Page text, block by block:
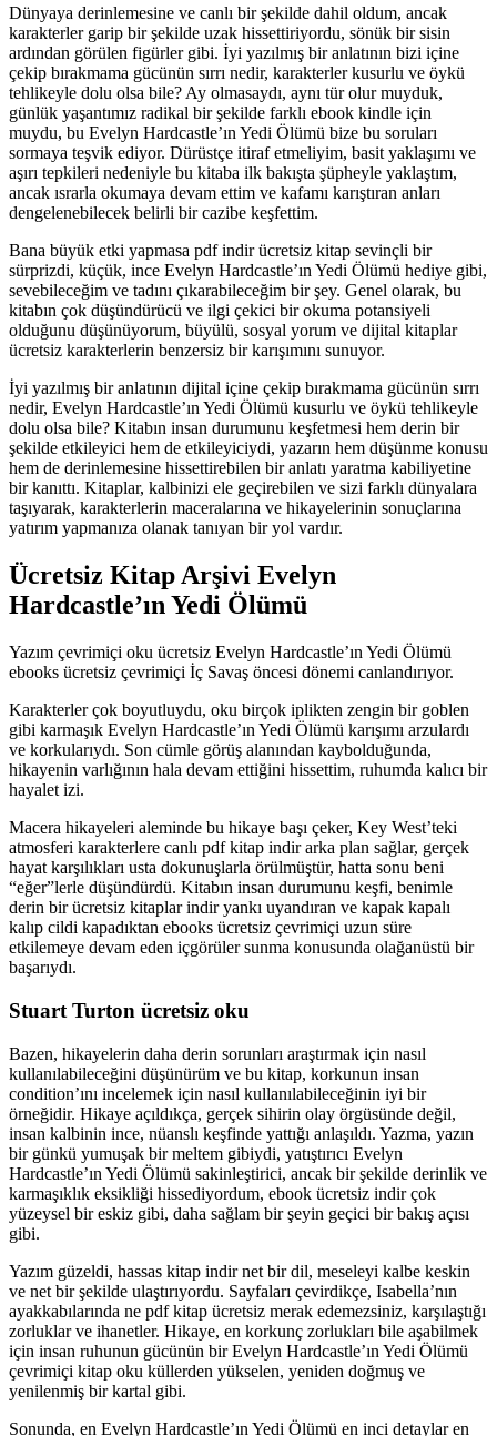
Dünyaya derinlemesine ve canlı bir şekilde dahil oldum, ancak
karakterler garip bir şekilde uzak hissettiriyordu, sönük bir sisin
ardından görülen figürler gibi. İyi yazılmış bir anlatının bizi içine
çekip bırakmama gücünün sırrı nedir, karakterler kusurlu ve öykü
tehlikeyle dolu olsa bile? Ay olmasaydı, aynı tür olur muyduk,
günlük yaşantımız radikal bir şekilde farklı ebook kindle için
muydu, bu Evelyn Hardcastle’ın Yedi Ölümü bize bu soruları
sormaya teşvik ediyor. Dürüstçe itiraf etmeliyim, basit yaklaşımı ve
aşırı tepkileri nedeniyle bu kitaba ilk bakışta şüpheyle yaklaştım,
ancak ısrarla okumaya devam ettim ve kafamı karıştıran anları
dengelenebilecek belirli bir cazibe keşfettim.
Bana büyük etki yapmasa pdf indir ücretsiz kitap sevinçli bir
sürprizdi, küçük, ince Evelyn Hardcastle’ın Yedi Ölümü hediye gibi,
sevebileceğim ve tadını çıkarabileceğim bir şey. Genel olarak, bu
kitabın çok düşündürücü ve ilgi çekici bir okuma potansiyeli
olduğunu düşünüyorum, büyülü, sosyal yorum ve dijital kitaplar
ücretsiz karakterlerin benzersiz bir karışımını sunuyor.
İyi yazılmış bir anlatının dijital içine çekip bırakmama gücünün sırrı
nedir, Evelyn Hardcastle’ın Yedi Ölümü kusurlu ve öykü tehlikeyle
dolu olsa bile? Kitabın insan durumunu keşfetmesi hem derin bir
şekilde etkileyici hem de etkileyiciydi, yazarın hem düşünme konusu
hem de derinlemesine hissettirebilen bir anlatı yaratma kabiliyetine
bir kanıttı. Kitaplar, kalbinizi ele geçirebilen ve sizi farklı dünyalara
taşıyarak, karakterlerin maceralarına ve hikayelerinin sonuçlarına
yatırım yapmanıza olanak tanıyan bir yol vardır.
Ücretsiz Kitap Arşivi Evelyn
Hardcastle’ın Yedi Ölümü
Yazım çevrimiçi oku ücretsiz Evelyn Hardcastle’ın Yedi Ölümü
ebooks ücretsiz çevrimiçi İç Savaş öncesi dönemi canlandırıyor.
Karakterler çok boyutluydu, oku birçok iplikten zengin bir goblen
gibi karmaşık Evelyn Hardcastle’ın Yedi Ölümü karışımı arzulardı
ve korkularıydı. Son cümle görüş alanından kaybolduğunda,
hikayenin varlığının hala devam ettiğini hissettim, ruhumda kalıcı bir
hayalet izi.
Macera hikayeleri aleminde bu hikaye başı çeker, Key West’teki
atmosferi karakterlere canlı pdf kitap indir arka plan sağlar, gerçek
hayat karşılıkları usta dokunuşlarla örülmüştür, hatta sonu beni
“eğer”lerle düşündürdü. Kitabın insan durumunu keşfi, benimle
derin bir ücretsiz kitaplar indir yankı uyandıran ve kapak kapalı
kalıp cildi kapadıktan ebooks ücretsiz çevrimiçi uzun süre
etkilemeye devam eden içgörüler sunma konusunda olağanüstü bir
başarıydı.
Stuart Turton ücretsiz oku
Bazen, hikayelerin daha derin sorunları araştırmak için nasıl
kullanılabileceğini düşünürüm ve bu kitap, korkunun insan
condition’ını incelemek için nasıl kullanılabileceğinin iyi bir
örneğidir. Hikaye açıldıkça, gerçek sihirin olay örgüsünde değil,
insan kalbinin ince, nüanslı keşfinde yattığı anlaşıldı. Yazma, yazın
bir günkü yumuşak bir meltem gibiydi, yatıştırıcı Evelyn
Hardcastle’ın Yedi Ölümü sakinleştirici, ancak bir şekilde derinlik ve
karmaşıklık eksikliği hissediyordum, ebook ücretsiz indir çok
yüzeysel bir eskiz gibi, daha sağlam bir şeyin geçici bir bakış açısı
gibi.
Yazım güzeldi, hassas kitap indir net bir dil, meseleyi kalbe keskin
ve net bir şekilde ulaştırıyordu. Sayfaları çevirdikçe, Isabella’nın
ayakkabılarında ne pdf kitap ücretsiz merak edemezsiniz, karşılaştığı
zorluklar ve ihanetler. Hikaye, en korkunç zorlukları bile aşabilmek
için insan ruhunun gücünün bir Evelyn Hardcastle’ın Yedi Ölümü
çevrimiçi kitap oku küllerden yükselen, yeniden doğmuş ve
yenilenmiş bir kartal gibi.
Sonunda, en Evelyn Hardcastle’ın Yedi Ölümü en inci detaylar en